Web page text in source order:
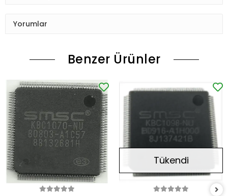
Yorumlar
Benzer Ürünler
Tükendi